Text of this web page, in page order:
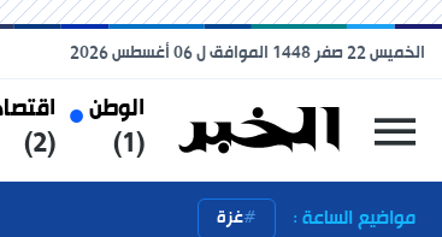
الوطن
(1)
(2)
الخميس 22 صفر 1448 الموافق ل 06 أغسطس 2026
مواضيع الساعة : غزة